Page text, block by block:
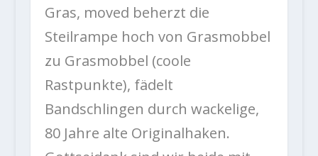
Gras, moved beherzt die
Steilrampe hoch von Grasmobbel
zu Grasmobbel (coole
Rastpunkte), fädelt
Bandschlingen durch wackelige,
80 Jahre alte Originalhaken.